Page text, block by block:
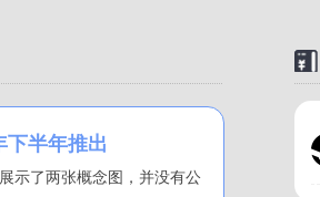
下半年推出
示了两张概念图，并没有公